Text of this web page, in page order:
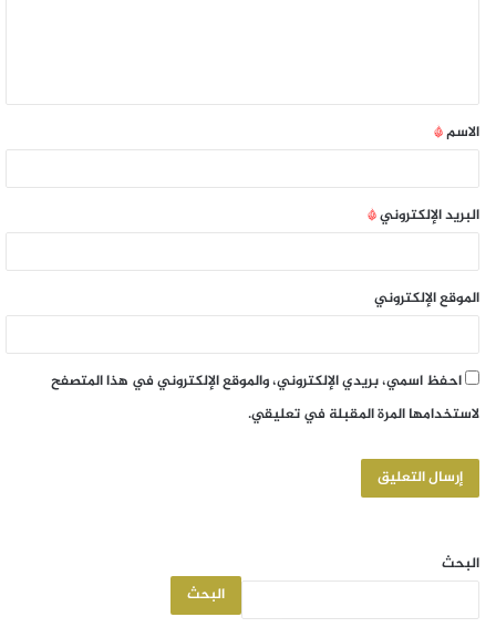
الاسم*
البريد الإلكتروني*
الموقع الإلكتروني
احفظ اسمي، بريدي الإلكتروني، والموقع الإلكتروني في هذا المتصفح
لاستخدامها المرة المقبلة في تعليقي.
البحث
البحث